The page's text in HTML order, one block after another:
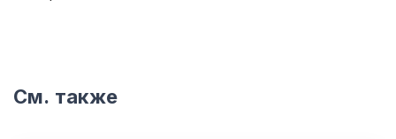
См. также